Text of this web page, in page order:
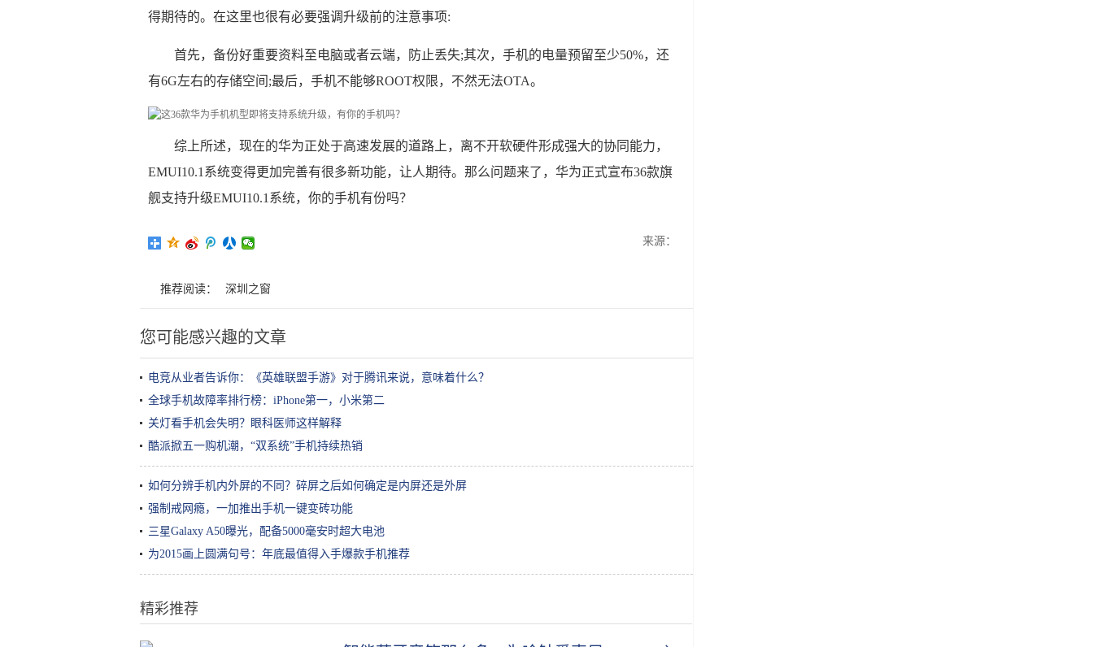
得期待的。在这里也很有必要强调升级前的注意事项:
首先，备份好重要资料至电脑或者云端，防止丢失;其次，手机的电量预留至少50%，还
有6G左右的存储空间;最后，手机不能够ROOT权限，不然无法OTA。
综上所述，现在的华为正处于高速发展的道路上，离不开软硬件形成强大的协同能力，
EMUI10.1系统变得更加完善有很多新功能，让人期待。那么问题来了，华为正式宣布36款旗
舰支持升级EMUI10.1系统，你的手机有份吗？
来源：
推荐阅读： 深圳之窗
您可能感兴趣的文章
电竞从业者告诉你：《英雄联盟手游》对于腾讯来说，意味着什么？
全球手机故障率排行榜：iPhone第一，小米第二
关灯看手机会失明？眼科医师这样解释
酷派掀五一购机潮，“双系统”手机持续热销
如何分辨手机内外屏的不同？碎屏之后如何确定是内屏还是外屏
强制戒网瘾，一加推出手机一键变砖功能
三星Galaxy A50曝光，配备5000毫安时超大电池
为2015画上圆满句号：年底最值得入手爆款手机推荐
精彩推荐